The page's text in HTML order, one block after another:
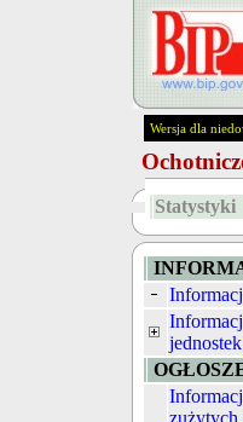
Wersja dla
Statystyki
zużytych